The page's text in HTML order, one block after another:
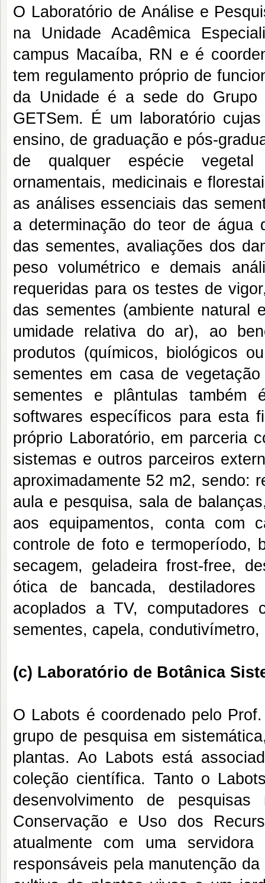
O Laboratório de Análise e
na Unidade Acadêmica
campus Macaíba, RN e é
tem regulamento próprio de
da Unidade é a sede do Grupo
GETSem. É um laboratório
ensino, de graduação e pós-
de qualquer espécie vegetal
ornamentais, medicinais e
as análises essenciais das
a determinação do teor de água
das sementes, avaliações dos
peso volumétrico e demais
requeridas para os testes de
das sementes (ambiente
umidade relativa do ar), ao
produtos (químicos, biológicos
sementes em casa de
sementes e plântulas também
softwares específicos para esta
próprio Laboratório, em parceria
sistemas e outros parceiros
aproximadamente 52 m2, sendo:
aula e pesquisa, sala de
aos equipamentos, conta com
controle de foto e termoperíodo,
secagem, geladeira frost-free,
ótica de bancada, destiladores
acoplados a TV, computadores
sementes, capela,
(c) Laboratório de Botânica
O Labots é coordenado pelo
grupo de pesquisa em
plantas. Ao Labots está
coleção científica. Tanto o
desenvolvimento de
Conservação e Uso dos
atualmente com uma
responsáveis pela manutenção